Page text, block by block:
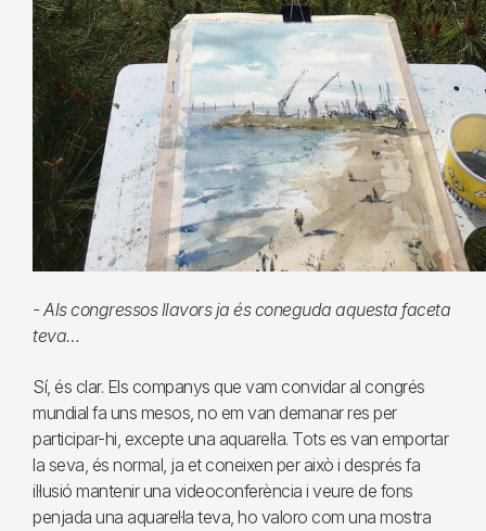
- Als congressos llavors ja és coneguda aquesta faceta
teva…
Sí, és clar. Els companys que vam convidar al congrés
mundial fa uns mesos, no em van demanar res per
participar-hi, excepte una aquarel·la. Tots es van emportar
la seva, és normal, ja et coneixen per això i després fa
il·lusió mantenir una videoconferència i veure de fons
penjada una aquarel·la teva, ho valoro com una mostra